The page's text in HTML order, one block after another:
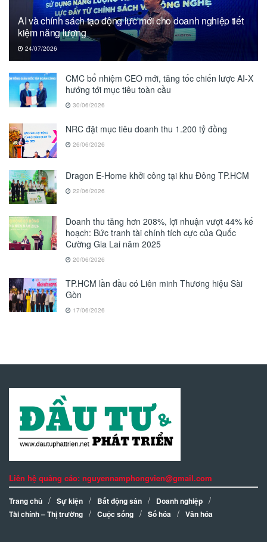
AI và chính sách tạo động lực mới cho doanh nghiệp tiết
kiệm năng lượng
24/07/2026
CMC bổ nhiệm CEO mới, tăng tốc chiến lược AI-X
hướng tới mục tiêu toàn cầu
30/06/2026
NRC đặt mục tiêu doanh thu 1.200 tỷ đồng
26/06/2026
Dragon E-Home khởi công tại khu Đông TP.HCM
22/06/2026
Doanh thu tăng hơn 208%, lợi nhuận vượt 44% kế
hoạch: Bức tranh tài chính tích cực của Quốc
Cường Gia Lai năm 2025
20/06/2026
TP.HCM lần đầu có Liên minh Thương hiệu Sài
Gòn
17/06/2026
Liên hệ quảng cáo: nguyennamphongvien@gmail.com
Trang chủ Sự kiện Bất động sản
Doanh nghiệp
Tài chính – Thị trường
Cuộc sống Số hóa Văn hóa